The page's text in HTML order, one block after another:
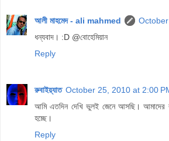
আলী মাহমেদ - ali mahmed
ধন্যবাদ। :D @বোহেমিয়ান
Reply
রুবাইয়্যাত October 25, 2010 at 2:00
আমি এতদিন দেখি ভুলই জেনে আসছি।
হচ্ছে।
Reply